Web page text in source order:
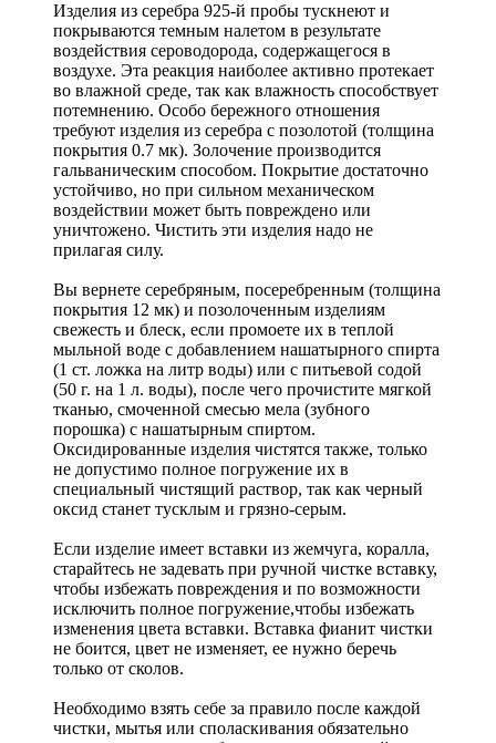
Изделия из серебра 925-й пробы тускнеют и
покрываются темным налетом в результате
воздействия сероводорода, содержащегося в
воздухе. Эта реакция наиболее активно протекает
во влажной среде, так как влажность способствует
потемнению. Особо бережного отношения
требуют изделия из серебра с позолотой (толщина
покрытия 0.7 мк). Золочение производится
гальваническим способом. Покрытие достаточно
устойчиво, но при сильном механическом
воздействии может быть повреждено или
уничтожено. Чистить эти изделия надо не
прилагая силу.
Вы вернете серебряным, посеребренным (толщина
покрытия 12 мк) и позолоченным изделиям
свежесть и блеск, если промоете их в теплой
мыльной воде с добавлением нашатырного спирта
(1 ст. ложка на литр воды) или с питьевой содой
(50 г. на 1 л. воды), после чего прочистите мягкой
тканью, смоченной смесью мела (зубного
порошка) с нашатырным спиртом.
Оксидированные изделия чистятся также, только
не допустимо полное погружение их в
специальный чистящий раствор, так как черный
оксид станет тусклым и грязно-серым.
Если изделие имеет вставки из жемчуга, коралла,
старайтесь не задевать при ручной чистке вставку,
чтобы избежать повреждения и по возможности
исключить полное погружение,чтобы избежать
изменения цвета вставки. Вставка фианит чистки
не боится, цвет не изменяет, ее нужно беречь
только от сколов.
Необходимо взять себе за правило после каждой
чистки, мытья или споласкивания обязательно